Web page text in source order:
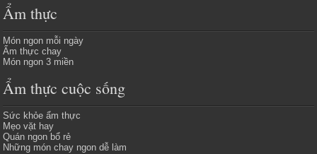
Ẩm thực
Món ngon mỗi ngày
Ẩm thực chay
Món ngon 3 miền
Ẩm thực cuộc sống
Sức khỏe ẩm thực
Mẹo vặt hay
Quán ngon bổ rẻ
Những món chay ngon dễ làm